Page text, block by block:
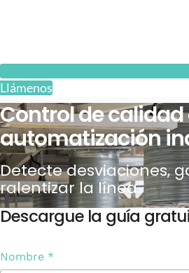
Llámenos
Control de
automatización
Detecte desviaciones,
ralentizar la línea.
Descargue la guía
Nombre *